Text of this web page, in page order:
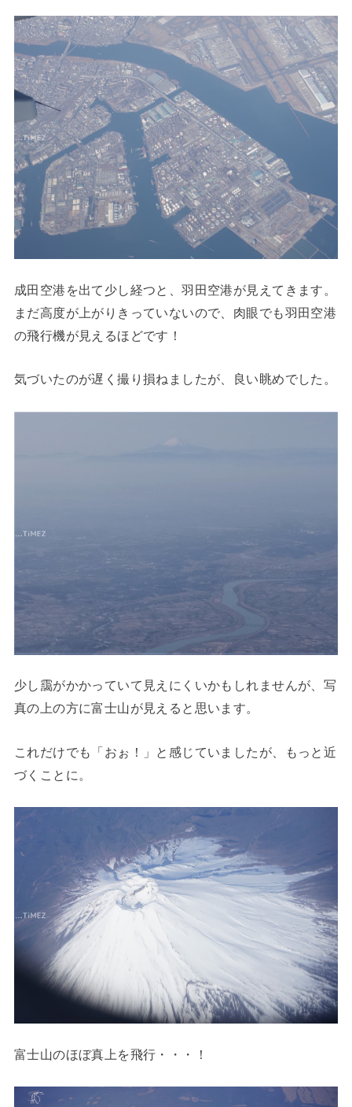
成田空港を出て少し経つと、羽田空港が見えてきます。
まだ高度が上がりきっていないので、肉眼でも羽田空港
の飛行機が見えるほどです！
気づいたのが遅く撮り損ねましたが、良い眺めでした。
少し靄がかかっていて見えにくいかもしれませんが、写
真の上の方に富士山が見えると思います。
これだけでも「おぉ！」と感じていましたが、もっと近
づくことに。
富士山のほぼ真上を飛行・・・！